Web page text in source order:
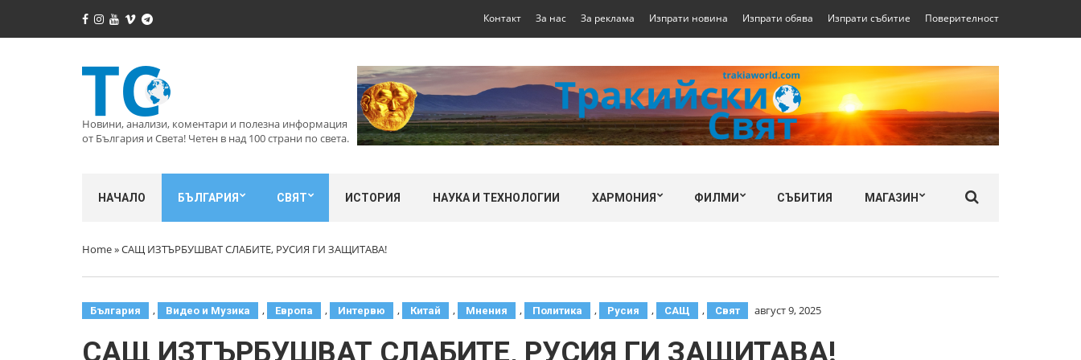
Контакт За нас За реклама Изпрати новина Изпрати обява Изпрати събитие Поверителност
Новини, анализи, коментари и полезна информация
от България и Света! Четен в над 100 страни по света.
НАЧАЛО БЪЛГАРИЯ СВЯТ ИСТОРИЯ НАУКА И ТЕХНОЛОГИИ ХАРМОНИЯ ФИЛМИ СЪБИТИЯ МАГАЗИН
Home»САЩ ИЗТЪРБУШВАТ СЛАБИТЕ, РУСИЯ ГИ ЗАЩИТАВА!
България , Видео и Музика , Европа , Интервю , Китай , Мнения , Политика , Русия , САЩ , Свят август 9, 2025
САЩ ИЗТЪРБУШВАТ СЛАБИТЕ, РУСИЯ ГИ ЗАЩИТАВА!